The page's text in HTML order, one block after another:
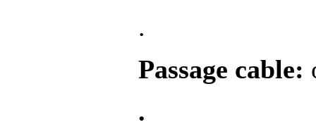
.
Passage cable:
.